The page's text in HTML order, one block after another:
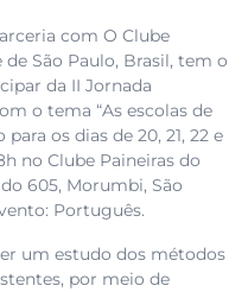
com O Clube
São Paulo, Brasil, tem o
da II Jornada
o tema “As escolas de
os dias de 20, 21, 22 e
no Clube Paineiras do
605, Morumbi, São
Português.
um estudo dos métodos
por meio de